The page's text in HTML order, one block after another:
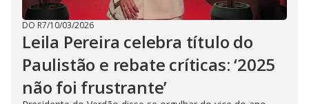
DO R7/10/03/2026
Leila Pereira celebra título do
Paulistão e rebate críticas: ‘2025
não foi frustrante’